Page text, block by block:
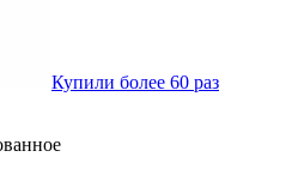
Купили более 60 раз